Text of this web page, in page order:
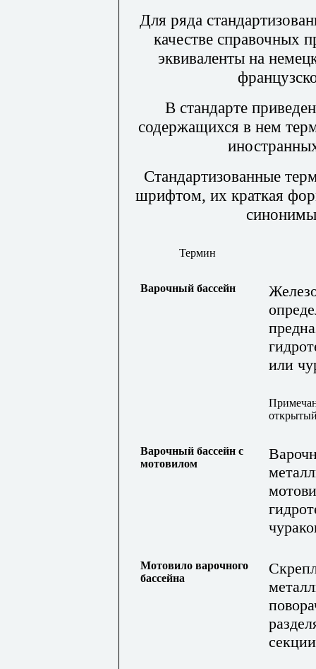
Для ряда
качестве справочных
эквиваленты на
В стандарте
содержащихся в нем
Стандартизованные
шрифтом, их краткая
Термин
Варочный бассейн
или
Варочный бассейн с
мотовилом
Мотовило варочного
бассейна
секции